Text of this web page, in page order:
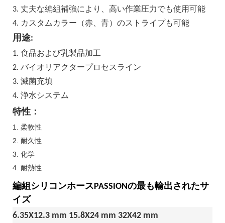
3. 丈夫な編組補強により、高い作業圧力でも使用可能
4. カスタムカラー（赤、青）のストライプも可能
用途:
1. 食品および乳製品加工
2. バイオリアクタープロセスライン
3. 滅菌充填
4. 浄水システム
特性：
1. 柔軟性
2. 耐久性
3. 化学
4. 耐熱性
編組シリコンホースPASSIONの最も輸出されたサ
イズ
6.35X12.3 mm 15.8X24 mm 32X42 mm